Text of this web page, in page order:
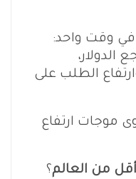
وقت واحد:
الدولار،
الطلب على
موجات ارتفاع
من العالم؟